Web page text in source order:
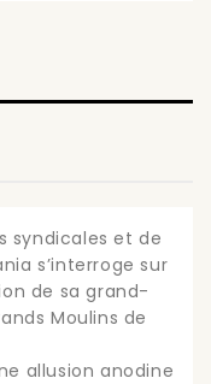
syndicales et de
s’interroge sur
de sa grand-
Moulins de
allusion anodine